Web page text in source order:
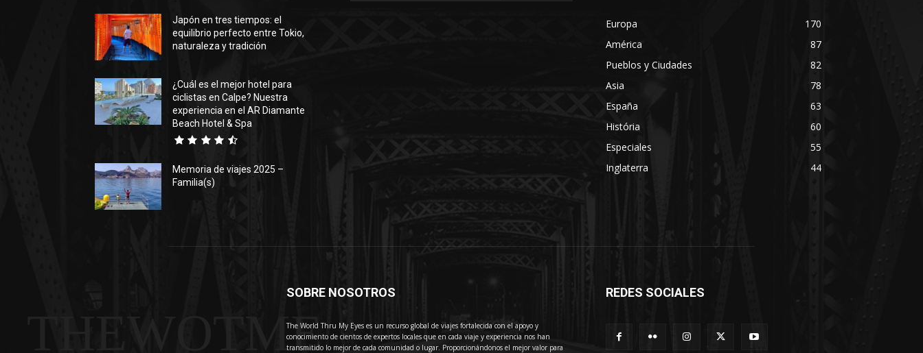
Japón en tres tiempos: el
equilibrio perfecto entre Tokio,
naturaleza y tradición
¿Cuál es el mejor hotel para
ciclistas en Calpe? Nuestra
experiencia en el AR Diamante
Beach Hotel & Spa
Memoria de viajes 2025 –
Familia(s)
Europa
170
América
87
Pueblos y Ciudades
82
Asia
78
España
63
História
60
Especiales
55
Inglaterra
44
THEWOTME
SOBRE NOSOTROS
The World Thru My Eyes es un recurso global de viajes fortalecida con el apoyo y
conocimiento de cientos de expertos locales que en cada viaje y experiencia nos han
transmitido lo mejor de cada comunidad o lugar. Proporcionándonos el mejor valor para
REDES SOCIALES